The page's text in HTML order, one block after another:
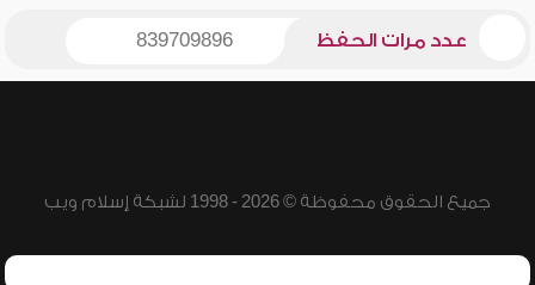
عدد مرات الحفظ 839709896
جميع الحقوق محفوظة © 2026 - 1998 لشبكة إسلام ويب